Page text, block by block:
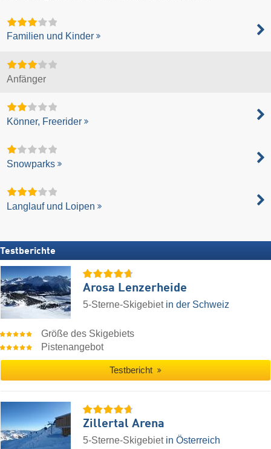
Familien und Kinder
Anfänger
Könner, Freerider
Snowparks
Langlauf und Loipen
Testberichte
Arosa Lenzerheide
5-Sterne-Skigebiet in der Schweiz
Größe des Skigebiets
Pistenangebot
Testbericht
Zillertal Arena
5-Sterne-Skigebiet in Österreich